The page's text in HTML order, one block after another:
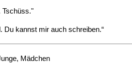
Tschüss."
Du kannst mir auch schreiben.“
Mädchen